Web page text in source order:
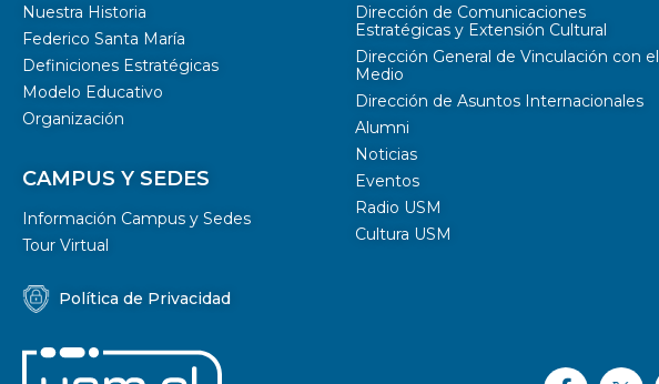
Nuestra Historia
Federico Santa María
Definiciones Estratégicas
Modelo Educativo
Organización
CAMPUS Y SEDES
Información Campus y Sedes
Tour Virtual
Política de Privacidad
Dirección de Comunicaciones
Estratégicas y Extensión Cultural
Dirección General de Vinculación con el
Medio
Dirección de Asuntos Internacionales
Alumni
Noticias
Eventos
Radio USM
Cultura USM